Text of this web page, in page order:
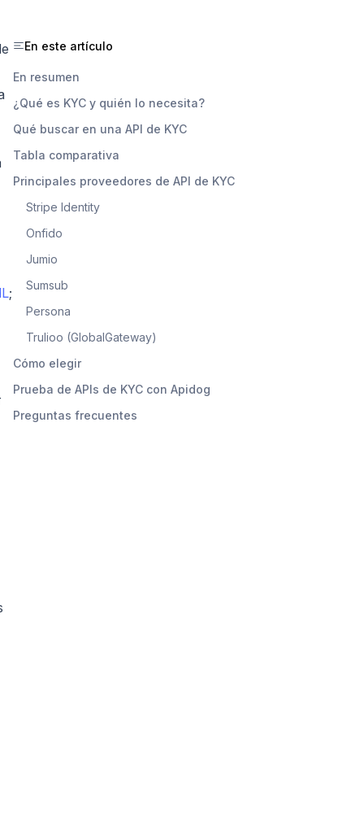
;
En este artículo
En resumen
¿Qué es KYC y quién lo necesita?
Qué buscar en una API de KYC
Tabla comparativa
Principales proveedores de API de KYC
Stripe Identity
Onfido
Jumio
Sumsub
Persona
Trulioo (GlobalGateway)
Cómo elegir
Prueba de APIs de KYC con Apidog
Preguntas frecuentes